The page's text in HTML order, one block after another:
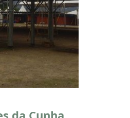
da Cunha